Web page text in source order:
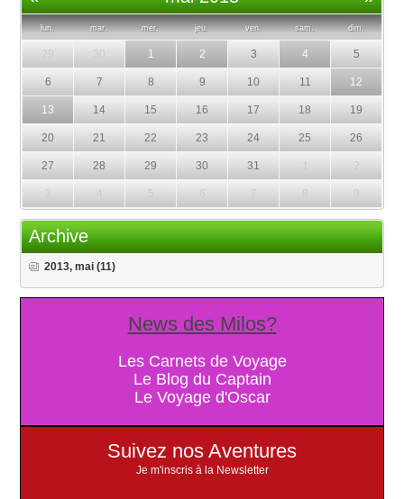
lun. mar. mer. jeu. ven. sam. dim.
29 30 1 2 3 4 5
6 7 8 9 10 11 12
13 14 15 16 17 18 19
20 21 22 23 24 25 26
27 28 29 30 31 1 2
3 4 5 6 7 8 9
Archive
2013, mai(11)
News des Milos?
Les Carnets de Voyage
Le Blog du Captain
Le Voyage d'Oscar
Suivez nos Aventures
Je m'inscris à la Newsletter